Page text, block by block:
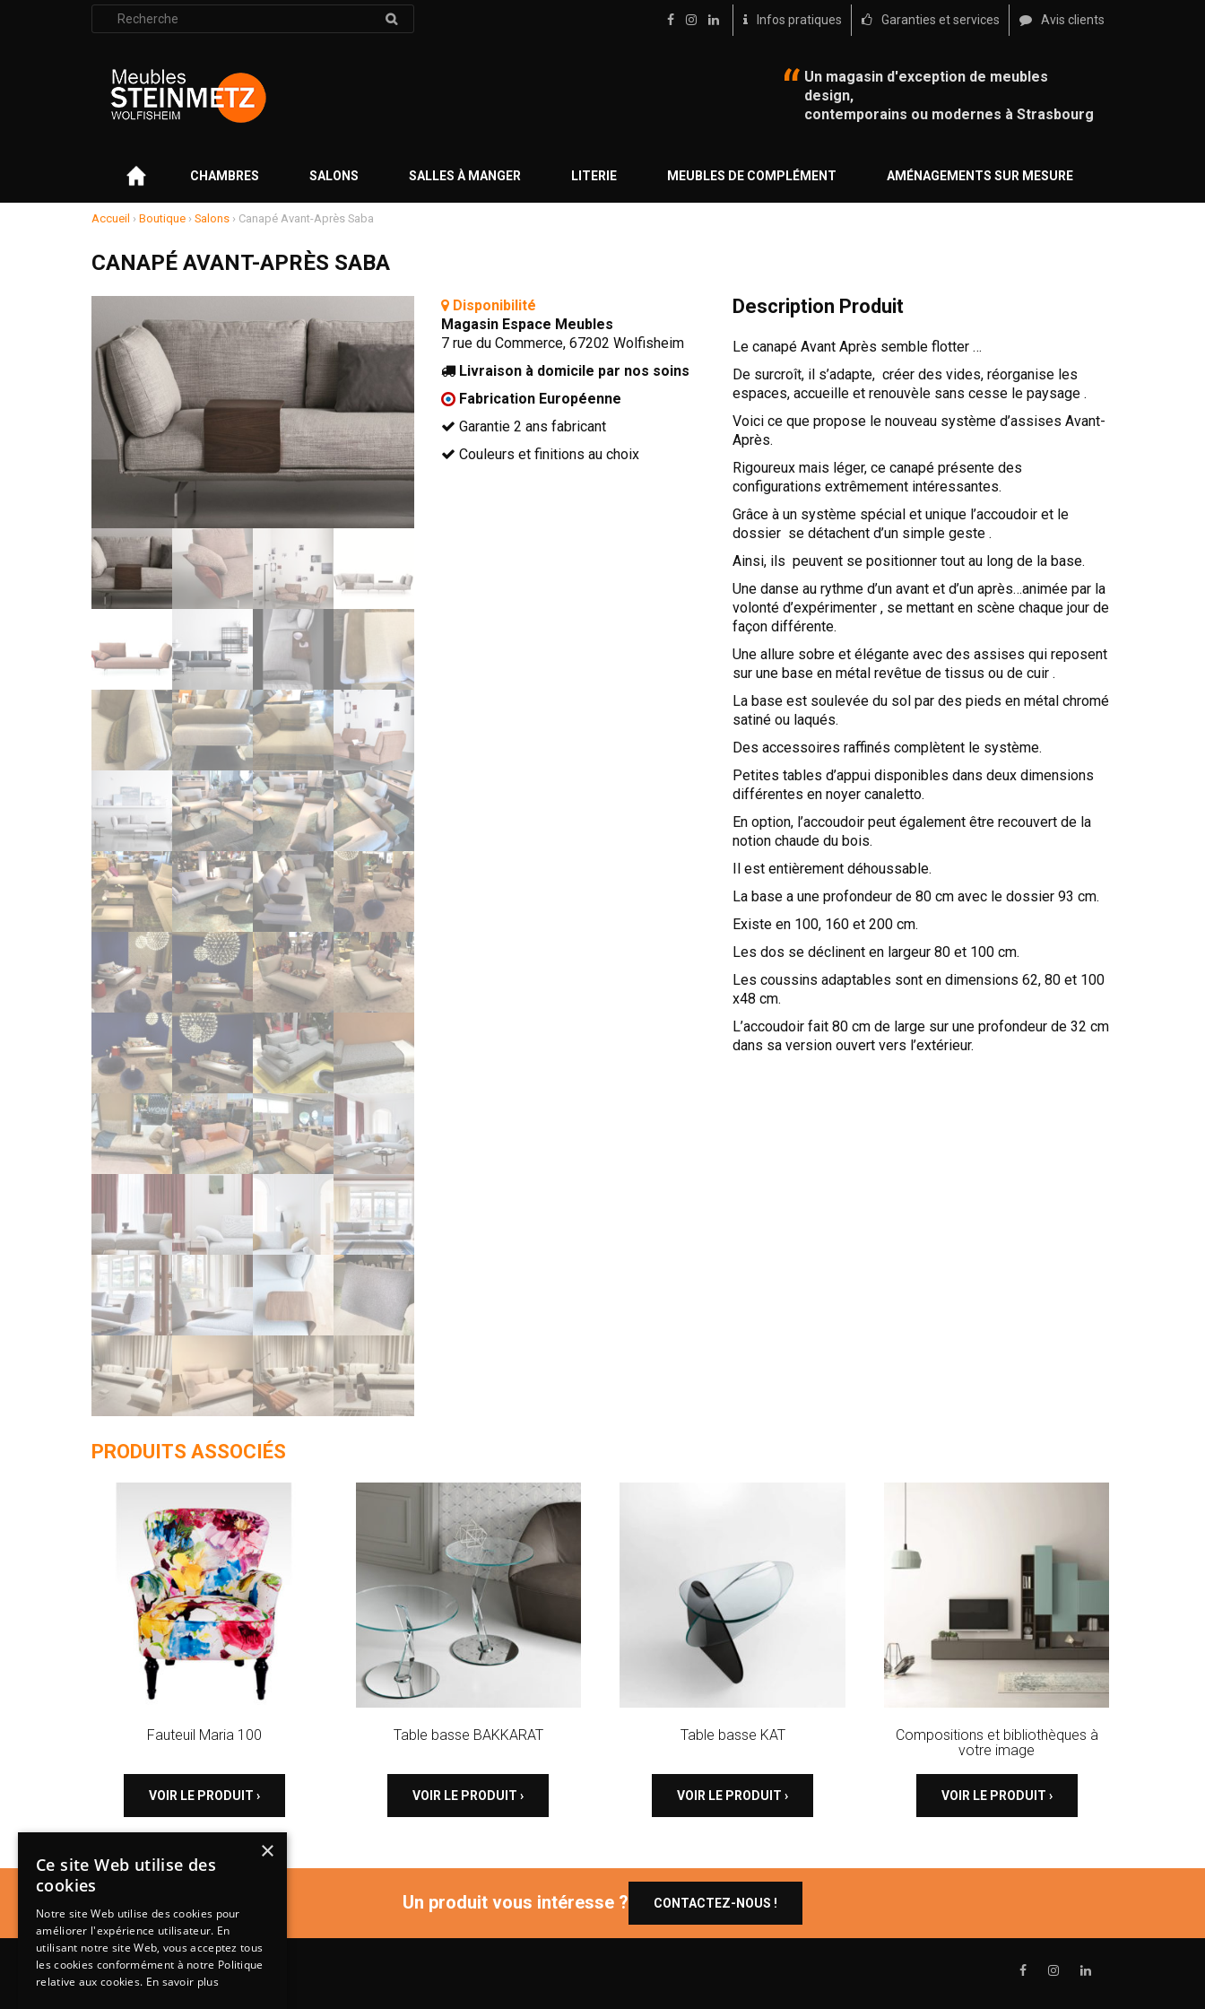
Rechercher
:
Infos pratiques Garanties et services Avis clients
Un magasin d'exception de meubles
design,
contemporains ou modernes à Strasbourg
CHAMBRES SALONS SALLES À MANGER LITERIE MEUBLES DE COMPLÉMENT AMÉNAGEMENTS SUR MESURE
Accueil › Boutique › Salons › Canapé Avant-Après Saba
CANAPÉ AVANT-APRÈS SABA
Disponibilité
Magasin Espace Meubles
7 rue du Commerce, 67202 Wolfisheim
Livraison à domicile par nos soins
Fabrication Européenne
Garantie 2 ans fabricant
Couleurs et finitions au choix
Description Produit
Le canapé Avant Après semble flotter …
De surcroît, il s’adapte, créer des vides, réorganise les
espaces, accueille et renouvèle sans cesse le paysage .
Voici ce que propose le nouveau système d’assises Avant-
Après.
Rigoureux mais léger, ce canapé présente des
configurations extrêmement intéressantes.
Grâce à un système spécial et unique l’accoudoir et le
dossier se détachent d’un simple geste .
Ainsi, ils peuvent se positionner tout au long de la base.
Une danse au rythme d’un avant et d’un après…animée par la
volonté d’expérimenter , se mettant en scène chaque jour de
façon différente.
Une allure sobre et élégante avec des assises qui reposent
sur une base en métal revêtue de tissus ou de cuir .
La base est soulevée du sol par des pieds en métal chromé
satiné ou laqués.
Des accessoires raffinés complètent le système.
Petites tables d’appui disponibles dans deux dimensions
différentes en noyer canaletto.
En option, l’accoudoir peut également être recouvert de la
notion chaude du bois.
Il est entièrement déhoussable.
La base a une profondeur de 80 cm avec le dossier 93 cm.
Existe en 100, 160 et 200 cm.
Les dos se déclinent en largeur 80 et 100 cm.
Les coussins adaptables sont en dimensions 62, 80 et 100
x48 cm.
L’accoudoir fait 80 cm de large sur une profondeur de 32 cm
dans sa version ouvert vers l’extérieur.
PRODUITS ASSOCIÉS
Fauteuil Maria 100
VOIR LE PRODUIT ›
Table basse BAKKARAT
VOIR LE PRODUIT ›
Table basse KAT
VOIR LE PRODUIT ›
Compositions et bibliothèques à
votre image
VOIR LE PRODUIT ›
Un produit vous intéresse ? CONTACTEZ-NOUS !
×
Ce site Web utilise des
cookies
Notre site Web utilise des cookies pour
améliorer l'expérience utilisateur. En
utilisant notre site Web, vous acceptez tous
les cookies conformément à notre Politique
relative aux cookies. En savoir plus